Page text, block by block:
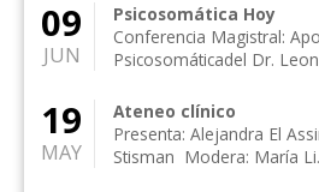
09
JUN
Psicosomática Hoy
Conferencia Magistral:
Psicosomáticadel Dr. Leonardo
19
MAY
Ateneo clínico
Presenta: Alejandra El Assir Comenta:
Stisman Modera: María